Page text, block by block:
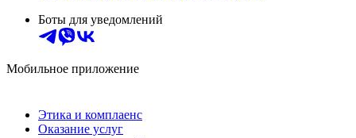
Боты для уведомлений
Мобильное приложение
Этика и комплаенс
Оказание услуг